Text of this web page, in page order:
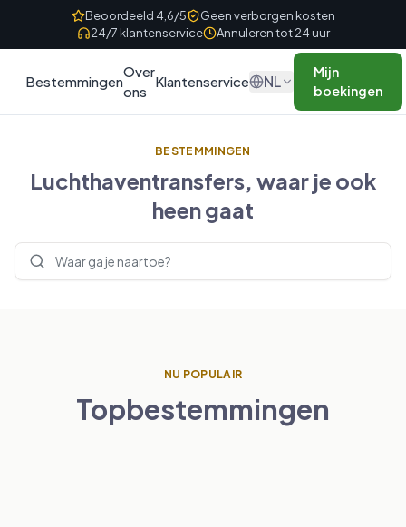
Skip to contentBeoordeeld 4,6/5
Geen verborgen kosten
24/7 klantenservice
Annuleren tot 24 uur
Bestemmingen
Over
ons
Klantenservice NL
Mijn
boekingen
BESTEMMINGEN
Luchthaventransfers, waar je ook
heen gaat
Bestemmingen zoeken
NU POPULAIR
Topbestemmingen
Londen
FRANKRIJK
NEDERLAND